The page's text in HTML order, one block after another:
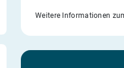
Weitere Informationen